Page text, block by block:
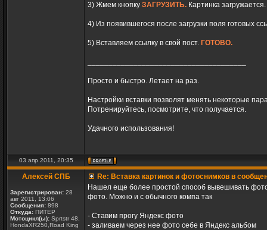
3) Жмем кнопку ЗАГРУЗИТЬ. Картинка загружается.
4) Из появившегося после загрузки поля готовых
5) Вставляем ссылку в свой пост. ГОТОВО.
Просто и быстро. Летает на раз.
Настройки вставки позволят менять некоторые
Потренируйтесь, посмотрите, что получается.
Удачного использования!
03 апр 2011, 20:35
Алексей СПБ
Зарегистрирован: 28
авг 2011, 13:06
Сообщения: 898
Откуда: ПИТЕР
Мотоцикл(ы): Sprtstr 48,
HondaXR250,Road King
Re: Вставка картинок и фотоснимков в
Нашел еще более простой способ вывешивать
фото. Можно и с обычного компа так
- Ставим прогу Яндекс фото
- заливаем через нее фото себе в Яндекс альбом